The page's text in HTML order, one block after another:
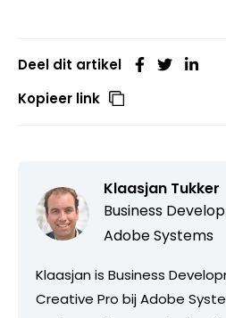
Deel dit artikel
Kopieer link
Klaasjan Tukker
Business
Adobe Systems
Klaasjan is Business
Creative Pro bij Adobe